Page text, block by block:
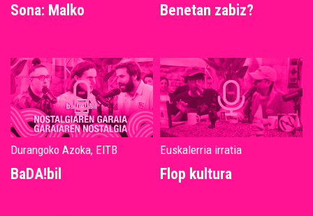
Sona: Malko Benetan zabiz?
Durangoko Azoka, EITB
BaDA!bil
Euskalerria irratia
Flop kultura